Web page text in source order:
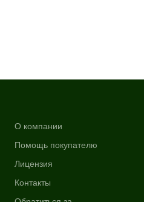
О компании
Помощь покупателю
Лицензия
Контакты